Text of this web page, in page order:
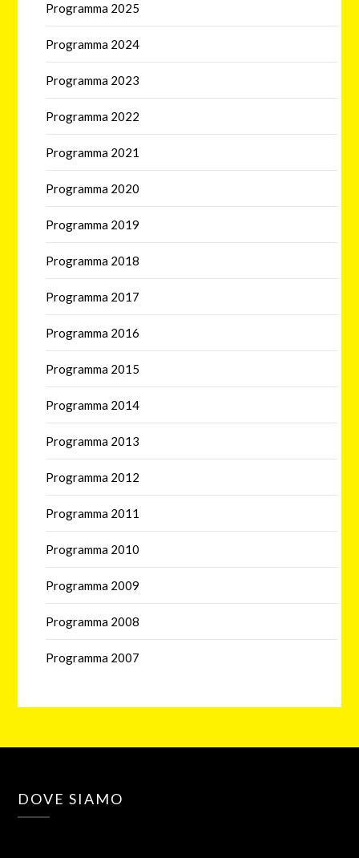
Programma 2025
Programma 2024
Programma 2023
Programma 2022
Programma 2021
Programma 2020
Programma 2019
Programma 2018
Programma 2017
Programma 2016
Programma 2015
Programma 2014
Programma 2013
Programma 2012
Programma 2011
Programma 2010
Programma 2009
Programma 2008
Programma 2007
DOVE SIAMO